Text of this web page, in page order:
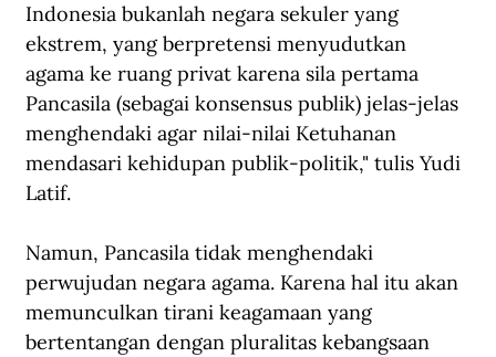
Indonesia bukanlah negara sekuler yang
ekstrem, yang berpretensi menyudutkan
agama ke ruang privat karena sila pertama
Pancasila (sebagai konsensus publik) jelas-jelas
menghendaki agar nilai-nilai Ketuhanan
mendasari kehidupan publik-politik," tulis Yudi
Latif.
Namun, Pancasila tidak menghendaki
perwujudan negara agama. Karena hal itu akan
memunculkan tirani keagamaan yang
bertentangan dengan pluralitas kebangsaan